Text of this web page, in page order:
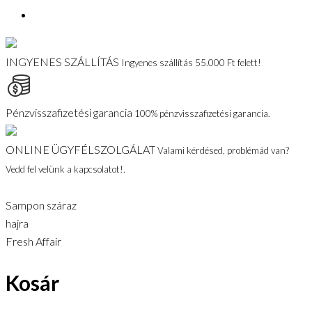
INGYENES SZÁLLÍTÁS Ingyenes szállítás 55.000 Ft felett!
Pénzvisszafizetési garancia 100% pénzvisszafizetési garancia.
ONLINE ÜGYFÉLSZOLGÁLATValami kérdésed, problémád van?
Vedd fel velünk a kapcsolatot!.
Sampon száraz
hajra
Fresh Affair
Kosár